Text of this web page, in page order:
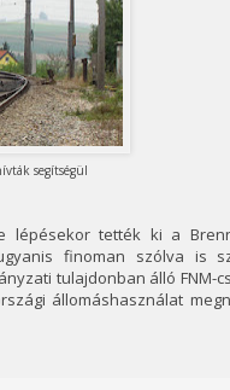
segítségül
lépésekor tették ki a
finoman szólva is
tulajdonban álló FNM-
állomáshasználat